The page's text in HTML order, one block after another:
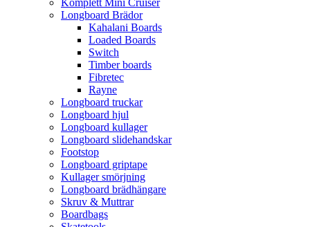
Longboard Brädor
Kahalani Boards
Loaded Boards
Switch
Timber boards
Fibretec
Rayne
Longboard truckar
Longboard hjul
Longboard kullager
Longboard slidehandskar
Footstop
Longboard griptape
Kullager smörjning
Longboard brädhängare
Skruv & Muttrar
Boardbags